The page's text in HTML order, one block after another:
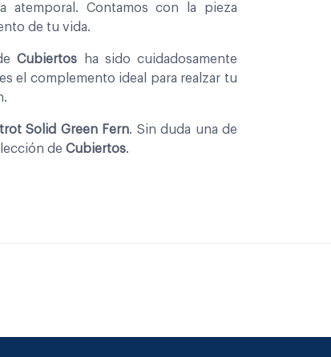
atemporal. Contamos con la pieza
de tu vida.
Cubiertos ha sido cuidadosamente
el complemento ideal para realzar tu
Solid Green Fern. Sin duda una de
de Cubiertos.